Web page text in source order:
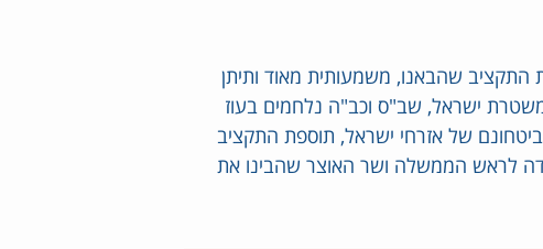
התקציב שהבאנו, משמעותית מאוד ותיתן
ישראל, שב"ס וכב"ה נלחמים בעוז
של אזרחי ישראל, תוספת התקציב
לראש הממשלה ושר האוצר שהבינו את